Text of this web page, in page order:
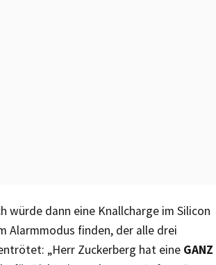
würde dann eine Knallcharge im Silicon
Alarmmodus finden, der alle drei
„Herr Zuckerberg hat eine GANZ